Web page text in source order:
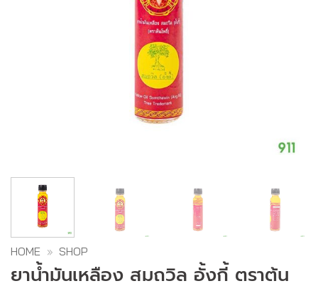
HOME » SHOP
ยาน้ำมันเหลือง สมถวิล อั้งกี้ ตราต้น